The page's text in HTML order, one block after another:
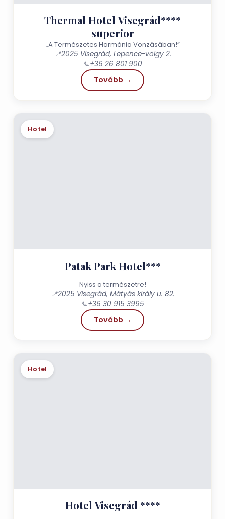
Thermal Hotel Visegrád****
superior
„A Természetes Harmónia Vonzásában!”
📍2025 Visegrád, Lepence-völgy 2.
📞+36 26 801 900
Tovább →
Hotel
Patak Park Hotel***
Nyiss a természetre!
📍2025 Visegrád, Mátyás király u. 82.
📞+36 30 915 3995
Tovább →
Hotel
Hotel Visegrád ****